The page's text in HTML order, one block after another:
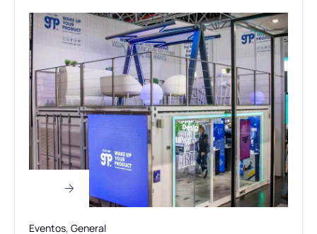
Eventos, General